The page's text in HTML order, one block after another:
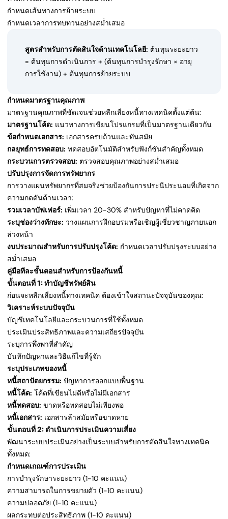
กำหนดเส้นทางการย้ายระบบ
กำหนดเวลาการทบทวนอย่างสม่ำเสมอ
สูตรสำหรับการตัดสินใจด้านเทคโนโลยี: ต้นทุนระยะยาว
= ต้นทุนการดำเนินการ + (ต้นทุนการบำรุงรักษา × อายุ
การใช้งาน) + ต้นทุนการย้ายระบบ
กำหนดมาตรฐานคุณภาพ
มาตรฐานคุณภาพที่ชัดเจนช่วยหลีกเลี่ยงหนี้ทางเทคนิคตั้งแต่ต้น:
มาตรฐานโค้ด: แนวทางการเขียนโปรแกรมที่เป็นมาตรฐานเดียวกัน
ข้อกำหนดเอกสาร: เอกสารครบถ้วนและทันสมัย
กลยุทธ์การทดสอบ: ทดสอบอัตโนมัติสำหรับฟังก์ชันสำคัญทั้งหมด
กระบวนการตรวจสอบ: ตรวจสอบคุณภาพอย่างสม่ำเสมอ
ปรับปรุงการจัดการทรัพยากร
การวางแผนทรัพยากรที่สมจริงช่วยป้องกันการประนีประนอมที่เกิดจาก
ความกดดันด้านเวลา:
รวมเวลาบัฟเฟอร์: เพิ่มเวลา 20-30% สำหรับปัญหาที่ไม่คาดคิด
ระบุช่องว่างทักษะ: วางแผนการฝึกอบรมหรือเชิญผู้เชี่ยวชาญภายนอก
ล่วงหน้า
งบประมาณสำหรับการปรับปรุงโค้ด: กำหนดเวลาปรับปรุงระบบอย่าง
สม่ำเสมอ
คู่มือทีละขั้นตอนสำหรับการป้องกันหนี้
ขั้นตอนที่ 1: ทำบัญชีทรัพย์สิน
ก่อนจะหลีกเลี่ยงหนี้ทางเทคนิค ต้องเข้าใจสถานะปัจจุบันของคุณ:
วิเคราะห์ระบบปัจจุบัน
บัญชีเทคโนโลยีและกระบวนการที่ใช้ทั้งหมด
ประเมินประสิทธิภาพและความเสถียรปัจจุบัน
ระบุการพึ่งพาที่สำคัญ
บันทึกปัญหาและวิธีแก้ไขที่รู้จัก
ระบุประเภทของหนี้
หนี้สถาปัตยกรรม: ปัญหาการออกแบบพื้นฐาน
หนี้โค้ด: โค้ดที่เขียนไม่ดีหรือไม่มีเอกสาร
หนี้ทดสอบ: ขาดหรือทดสอบไม่เพียงพอ
หนี้เอกสาร: เอกสารล้าสมัยหรือขาดหาย
ขั้นตอนที่ 2: ดำเนินการประเมินความเสี่ยง
พัฒนาระบบประเมินอย่างเป็นระบบสำหรับการตัดสินใจทางเทคนิค
ทั้งหมด:
กำหนดเกณฑ์การประเมิน
การบำรุงรักษาระยะยาว (1-10 คะแนน)
ความสามารถในการขยายตัว (1-10 คะแนน)
ความปลอดภัย (1-10 คะแนน)
ผลกระทบต่อประสิทธิภาพ (1-10 คะแนน)